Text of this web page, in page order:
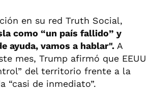
en su red Truth Social,
como “un país fallido” y
ayuda, vamos a hablar". A
mes, Trump afirmó que EEUU
del territorio frente a la
“casi de inmediato”.